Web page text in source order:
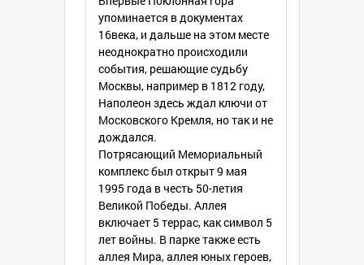
упоминается в документах
16века, и дальше на этом месте
неоднократно происходили
события, решающие судьбу
Москвы, например в 1812 году,
Наполеон здесь ждал ключи от
Московского Кремля, но так и не
дождался.
Потрясающий Мемориальный
комплекс был открыт 9 мая
1995 года в честь 50-летия
Великой Победы. Аллея
включает 5 террас, как символ 5
лет войны. В парке также есть
аллея Мира, аллея юных героев,